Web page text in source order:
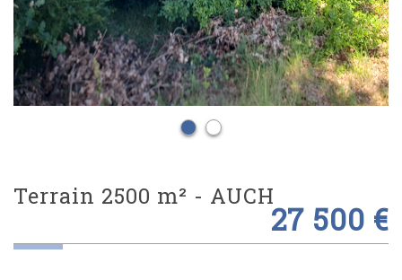
terrain 2500 m² - AUCH
27 500 €